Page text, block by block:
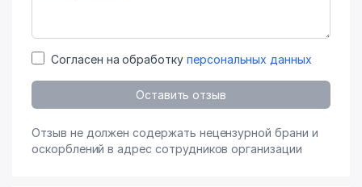
Согласен на обработку персональных данных
Оставить отзыв
Отзыв не должен содержать нецензурной брани и
оскорблений в адрес сотрудников организации